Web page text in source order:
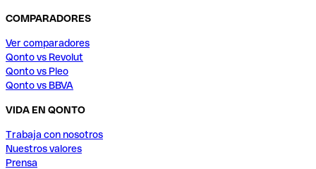
COMPARADORES
Ver comparadores
Qonto vs Revolut
Qonto vs Pleo
Qonto vs BBVA
VIDA EN QONTO
Trabaja con nosotros
Nuestros valores
Prensa